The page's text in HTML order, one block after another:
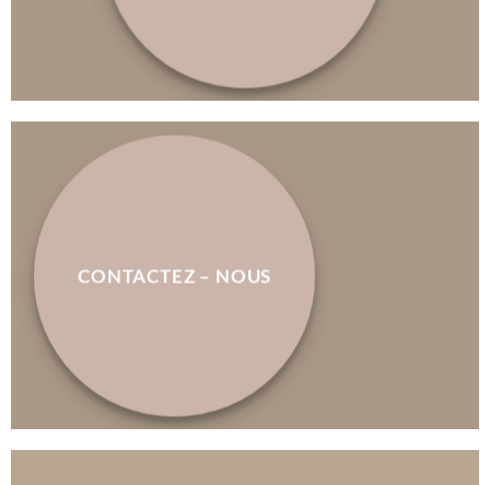
CONTACTEZ – NOUS